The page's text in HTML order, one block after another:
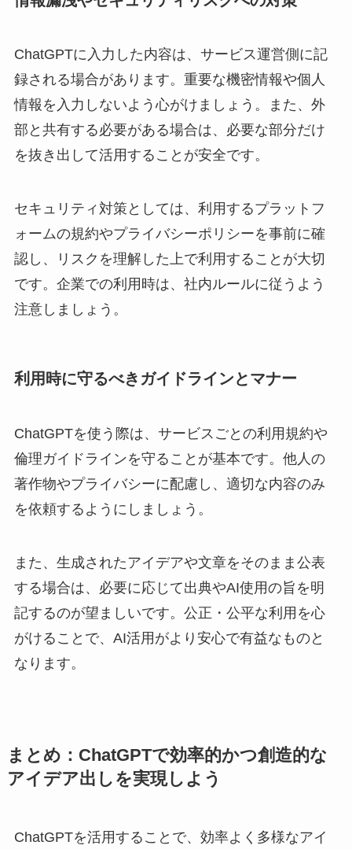
ChatGPTに入力した内容は、サービス運営側に記
録される場合があります。重要な機密情報や個人
情報を入力しないよう心がけましょう。また、外
部と共有する必要がある場合は、必要な部分だけ
を抜き出して活用することが安全です。
セキュリティ対策としては、利用するプラットフ
ォームの規約やプライバシーポリシーを事前に確
認し、リスクを理解した上で利用することが大切
です。企業での利用時は、社内ルールに従うよう
注意しましょう。
利用時に守るべきガイドラインとマナー
ChatGPTを使う際は、サービスごとの利用規約や
倫理ガイドラインを守ることが基本です。他人の
著作物やプライバシーに配慮し、適切な内容のみ
を依頼するようにしましょう。
また、生成されたアイデアや文章をそのまま公表
する場合は、必要に応じて出典やAI使用の旨を明
記するのが望ましいです。公正・公平な利用を心
がけることで、AI活用がより安心で有益なものと
なります。
まとめ：ChatGPTで効率的かつ創造的な
アイデア出しを実現しよう
ChatGPTを活用することで、効率よく多様なアイ